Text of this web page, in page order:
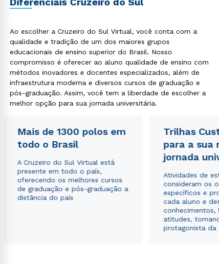
Ao escolher a Cruzeiro do Sul Virtual, você conta com a
qualidade e tradição de um dos maiores grupos
educacionais de ensino superior do Brasil. Nosso
compromisso é oferecer ao aluno qualidade de ensino com
métodos inovadores e docentes especializados, além de
infraestrutura moderna e diversos cursos de graduação e
pós-graduação. Assim, você tem a liberdade de escolher a
melhor opção para sua jornada universitária.
Mais de 1300 polos em
todo o Brasil
A Cruzeiro do Sul Virtual está
presente em todo o país,
oferecendo os melhores cursos
de graduação e pós-graduação a
distância do país
Trilhas
para a sua
jornada
Atividades de
consideram os
específicos e
cada aluno e
conhecimentos,
atitudes,
protagonista da